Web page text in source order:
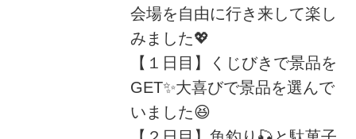
会場を自由に行き来して楽し
みました💖
【１日目】くじびきで景品を
GET✨大喜びで景品を選んで
いました😆